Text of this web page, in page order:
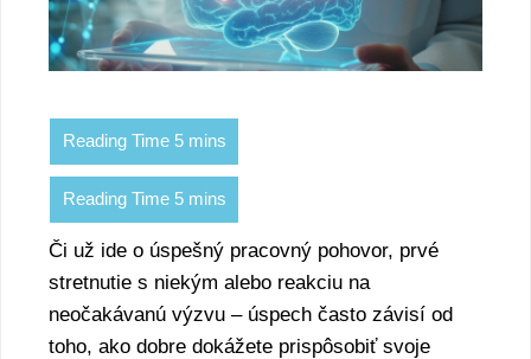
Či už ide o úspešný pracovný pohovor, prvé
stretnutie s niekým alebo reakciu na
neočakávanú výzvu – úspech často závisí od
toho, ako dobre dokážete prispôsobiť svoje